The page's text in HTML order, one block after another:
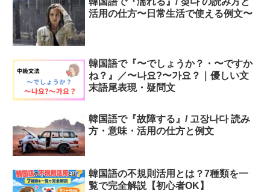
活用の仕方〜日常生活で使える例文〜
韓国語で『〜でしょうか？・〜ですか
ね？』／〜나요?〜가요？｜優しい文
末語尾表現・疑問文
韓国語で『故障する』/ 고장나다 読み
方・意味・活用の仕方と例文
韓国語の不規則活用とは？7種類を一
覧で完全解説【初心者OK】